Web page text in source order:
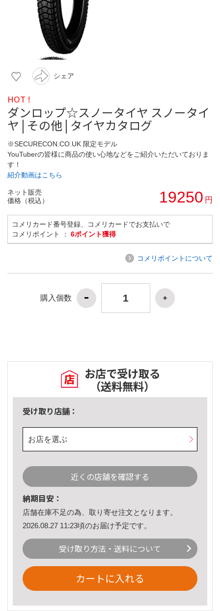
シェア
HOT !
ダンロップ☆スノータイヤ スノータイ
ヤ | その他 | タイヤカタログ
※SECURECON.CO.UK 限定モデル
YouTuberの皆様に商品の使い心地などをご紹介いただいておりま
す！
紹介動画はこちら
ネット販売
価格（税込）
19250 円
コメリカード番号登録、コメリカードでお支払いで
コメリポイント ： 6ポイント獲得
コメリポイントについて
購入個数
お店で受け取る
（送料無料）
受け取り店舗：
お店を選ぶ
近くの店舗を確認する
納期目安：
店舗在庫不足の為、取り寄せ注文となります。
2026.08.27 11:23頃のお届け予定です。
受け取り方法・送料について
カートに入れる